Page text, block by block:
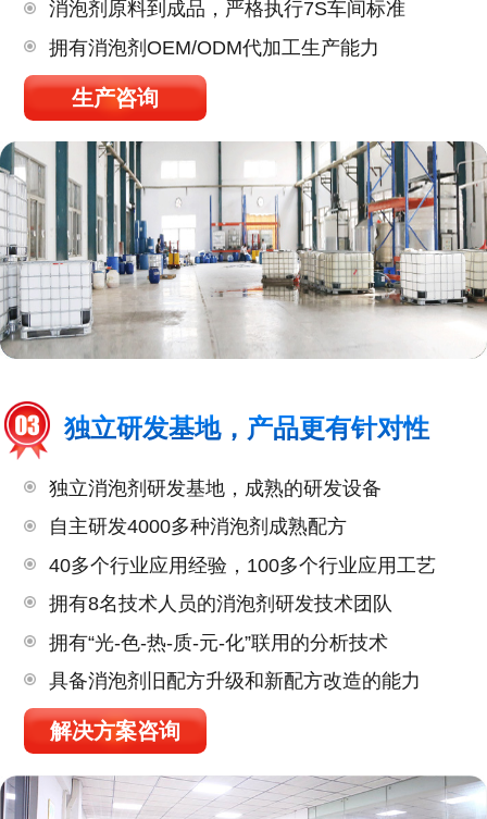
消泡剂原料到成品，严格执行7S车间标准
拥有消泡剂OEM/ODM代加工生产能力
生产咨询
独立研发基地，产品更有针对性
独立消泡剂研发基地，成熟的研发设备
自主研发4000多种消泡剂成熟配方
40多个行业应用经验，100多个行业应用工艺
拥有8名技术人员的消泡剂研发技术团队
拥有“光-色-热-质-元-化”联用的分析技术
具备消泡剂旧配方升级和新配方改造的能力
解决方案咨询